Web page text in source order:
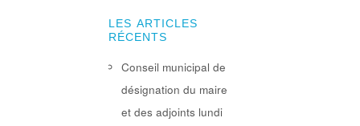
LES ARTICLES
RÉCENTS
Conseil municipal de
désignation du maire
et des adjoints lundi